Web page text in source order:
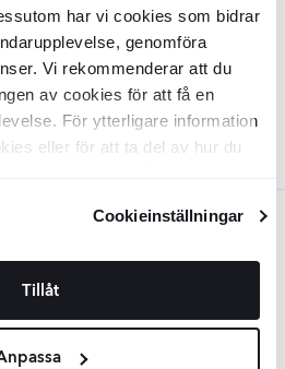
har vi cookies som bidrar
genomföra
Vi rekommenderar att du
av cookies för att få en
För ytterligare information
eller för att ta del av hur du
Cookieinställningar
Tillåt